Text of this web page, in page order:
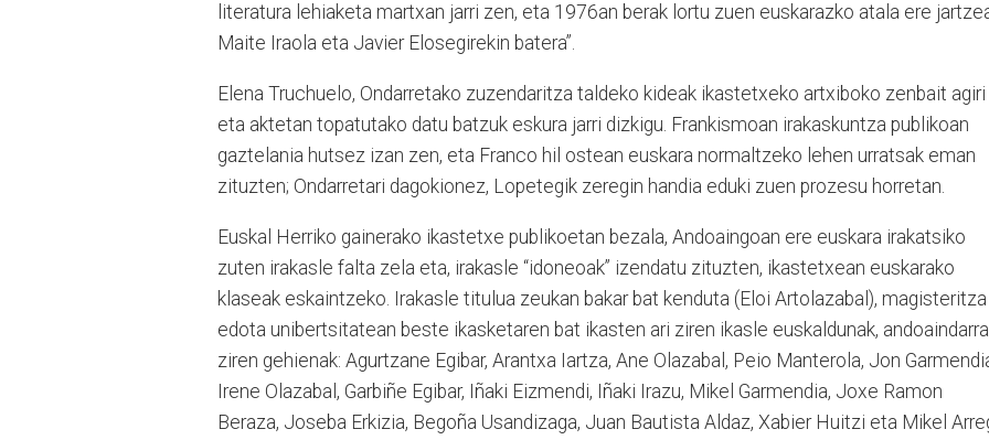
literatura lehiaketa martxan jarri zen, eta 1976an berak lortu zuen euskarazko atala ere
Maite Iraola eta Javier Elosegirekin batera”.
Elena Truchuelo, Ondarretako zuzendaritza taldeko kideak ikastetxeko artxiboko zenbait agiri
eta aktetan topatutako datu batzuk eskura jarri dizkigu. Frankismoan irakaskuntza publikoan
gaztelania hutsez izan zen, eta Franco hil ostean euskara normaltzeko lehen urratsak eman
zituzten; Ondarretari dagokionez, Lopetegik zeregin handia eduki zuen prozesu horretan.
Euskal Herriko gainerako ikastetxe publikoetan bezala, Andoaingoan ere euskara irakatsiko
zuten irakasle falta zela eta, irakasle “idoneoak” izendatu zituzten, ikastetxean euskarako
klaseak eskaintzeko. Irakasle titulua zeukan bakar bat kenduta (Eloi Artolazabal), magisteritza
edota unibertsitatean beste ikasketaren bat ikasten ari ziren ikasle euskaldunak,
ziren gehienak: Agurtzane Egibar, Arantxa Iartza, Ane Olazabal, Peio Manterola, Jon
Irene Olazabal, Garbiñe Egibar, Iñaki Eizmendi, Iñaki Irazu, Mikel Garmendia, Joxe Ramon
Beraza, Joseba Erkizia, Begoña Usandizaga, Juan Bautista Aldaz, Xabier Huitzi eta Mikel